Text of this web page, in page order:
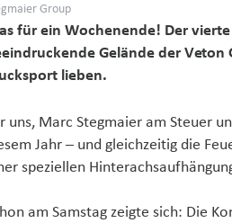
Group
für ein Wochenende! Der
Gelände der
lieben.
uns, Marc Stegmaier am Steuer
Jahr – und gleichzeitig die
speziellen
am Samstag zeigte sich: Die